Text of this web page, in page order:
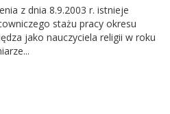
z dnia 8.9.2003 r. istnieje
stażu pracy okresu
jako nauczyciela religii w roku